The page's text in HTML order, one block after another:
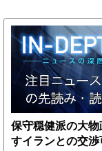
保守穏健派の大
すイランとの交渉